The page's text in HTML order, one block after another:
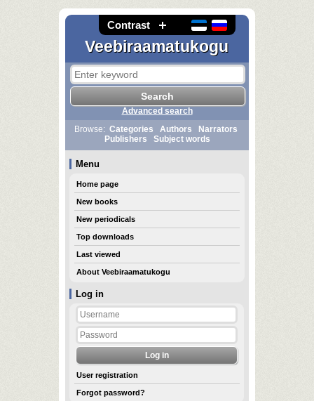
Contrast
Veebiraamatukogu
Log in
User registration
Forgot password?
Advanced search
Browse: Categories Authors
Narrators
Publishers
Subject words
Menu
Home page
New books
New periodicals
Top downloads
Last viewed
About Veebiraamatukogu